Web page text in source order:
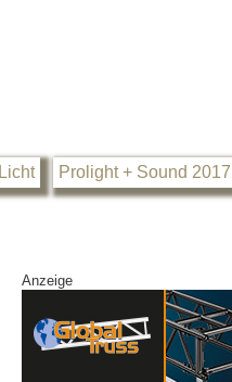
Licht Prolight + Sound 2017
Anzeige